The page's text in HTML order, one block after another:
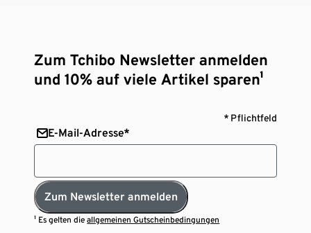
Zum Tchibo Newsletter anmelden
und 10% auf viele Artikel sparen¹
* Pflichtfeld
E-Mail-Adresse*
Zum Newsletter anmelden
¹ Es gelten dieallgemeinen Gutscheinbedingungen